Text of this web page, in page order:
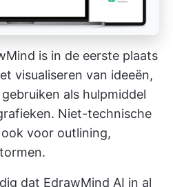
is in de eerste plaats
visualiseren van ideeën,
als hulpmiddel
Niet-technische
voor outlining,
dat EdrawMind AI in al